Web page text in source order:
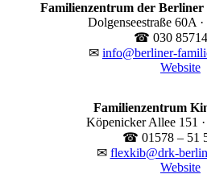
Familienzentrum der Berliner
Dolgenseestraße 60A
☎ 030
✉ info@berliner-
Website
Familienzentrum
Köpenicker Allee 151
☎ 01578 – 51
✉ flexkib@drk-
Website